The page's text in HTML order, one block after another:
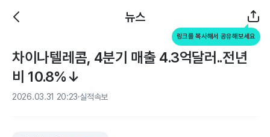
뉴스
링크를 복사해서 공유해보세요
차이나텔레콤, 4분기 매출 4.3억달러..전년
비 10.8%↓
2026.03.31 20:23 실적속보